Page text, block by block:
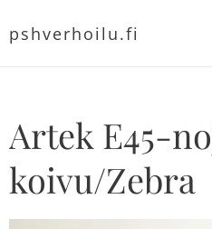
pshverhoilu.fi
Artek E45-
koivu/Zebra